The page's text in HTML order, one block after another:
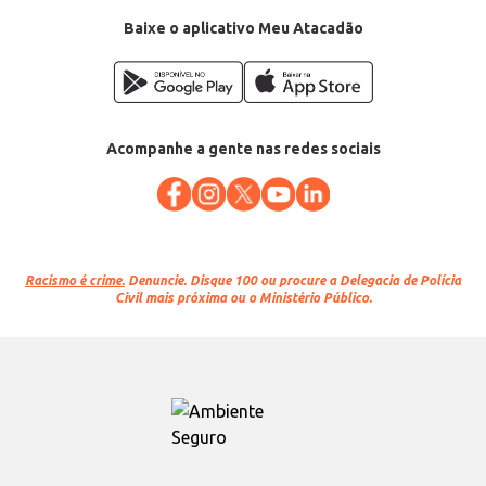
Baixe o aplicativo Meu Atacadão
Acompanhe a gente nas redes sociais
Racismo é crime. Denuncie. Disque 100 ou procure a Delegacia de Polícia
Civil mais próxima ou o Ministério Público.